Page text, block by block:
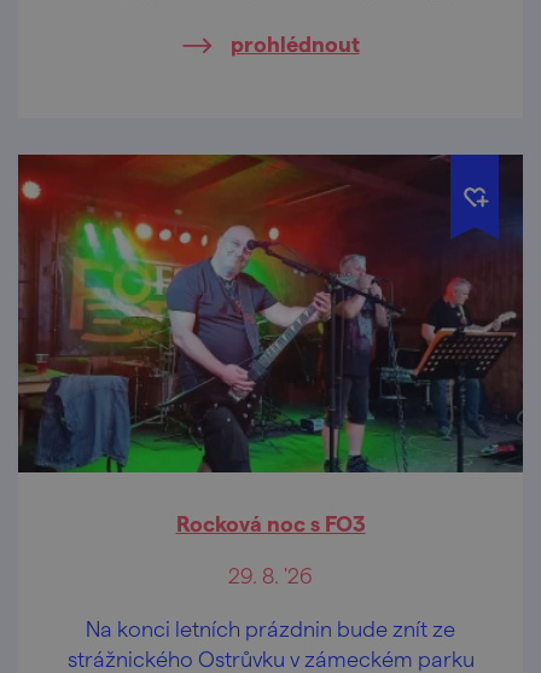
prohlédnout
Rocková noc s FO3
29. 8. '26
Na konci letních prázdnin bude znít ze
strážnického Ostrůvku v zámeckém parku